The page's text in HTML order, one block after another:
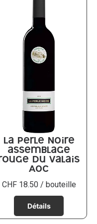
La Perle Noire
assemblage
rouge du Valais
AOC
CHF18.50 / bouteille